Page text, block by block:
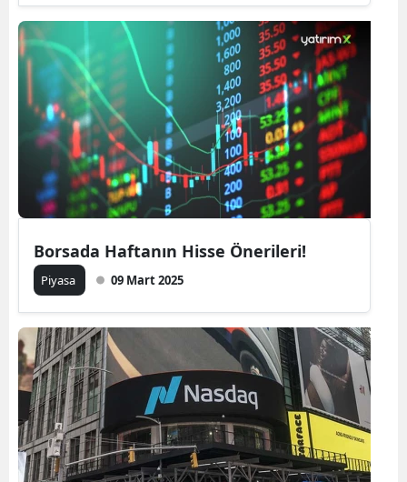
Borsada Haftanın Hisse Önerileri!
Piyasa 09 Mart 2025